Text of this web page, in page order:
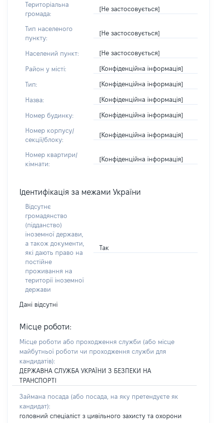
Територіальна
громада:
[Не застосовується]
Тип населеного
пункту:
[Не застосовується]
Населений пункт: [Не застосовується]
Район у місті: [Конфіденційна інформація]
Тип: [Конфіденційна інформація]
Назва: [Конфіденційна інформація]
Номер будинку: [Конфіденційна інформація]
Номер корпусу/
секції/блоку:
[Конфіденційна інформація]
Номер квартири/
кімнати:
[Конфіденційна інформація]
Ідентифікація за межами України
Відсутнє
громадянство
(підданство)
іноземної держави,
а також документи,
які дають право на
постійне
проживання на
території іноземної
держави
Так
Дані відсутні
Місце роботи:
Місце роботи або проходження служби (або місце
майбутньої роботи чи проходження служби для
кандидатів):
ДЕРЖАВНА СЛУЖБА УКРАЇНИ З БЕЗПЕКИ НА
ТРАНСПОРТІ
Займана посада (або посада, на яку претендуєте як
кандидат):
головний спеціаліст з цивільного захисту та охорони